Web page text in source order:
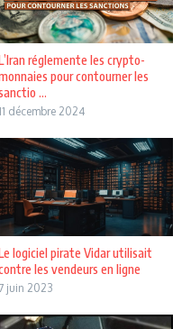
réglemente les crypto-
pour contourner les
...
décembre 2024
logiciel pirate Vidar utilisait
les vendeurs en ligne
7 juin 2023